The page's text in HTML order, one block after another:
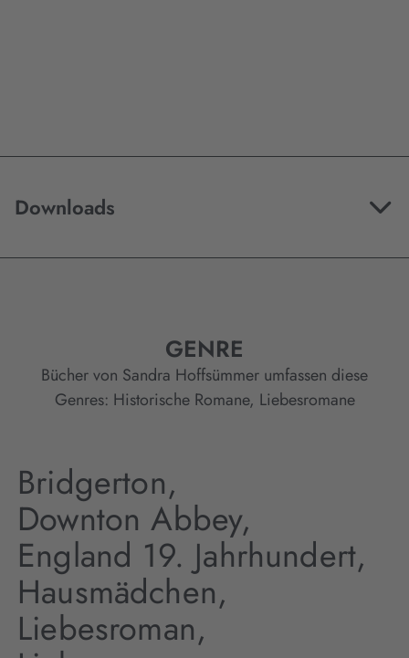
Downloads
GENRE
Bücher von Sandra Hoffsümmer umfassen diese
Genres: Historische Romane, Liebesromane
Bridgerton,
Downton Abbey,
England 19. Jahrhundert,
Hausmädchen,
Liebesroman,